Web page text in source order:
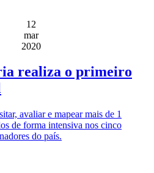
12
mar
2020
realiza o primeiro
avaliar e mapear mais de 1
de forma intensiva nos cinco
do país.